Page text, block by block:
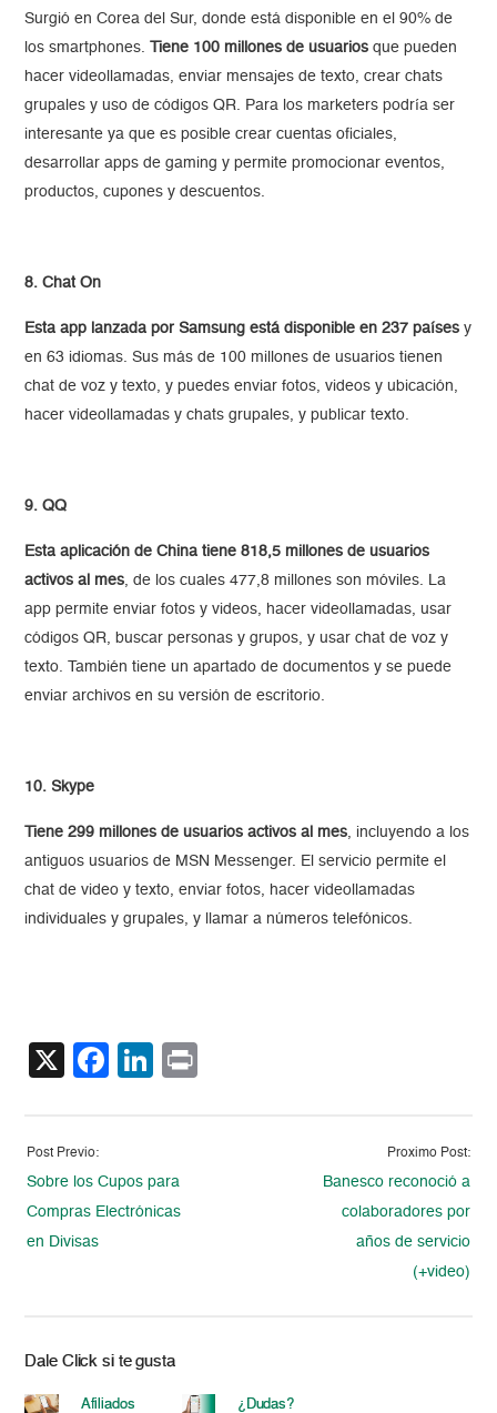
Surgió en Corea del Sur, donde está disponible en el 90% de
los smartphones.Tiene 100 millones de usuarios que pueden
hacer videollamadas, enviar mensajes de texto, crear chats
grupales y uso de códigos QR. Para los marketers podría ser
interesante ya que es posible crear cuentas oficiales,
desarrollar apps de gaming y permite promocionar eventos,
productos, cupones y descuentos.
8. Chat On
Esta app lanzada por Samsung está disponible en 237 países y
en 63 idiomas. Sus más de 100 millones de usuarios tienen
chat de voz y texto, y puedes enviar fotos, videos y ubicación,
hacer videollamadas y chats grupales, y publicar texto.
9. QQ
Esta aplicación de China tiene 818,5 millones de usuarios
activos al mes , de los cuales 477,8 millones son móviles. La
app permite enviar fotos y videos, hacer videollamadas, usar
códigos QR, buscar personas y grupos, y usar chat de voz y
texto. También tiene un apartado de documentos y se puede
enviar archivos en su versión de escritorio.
10. Skype
Tiene 299 millones de usuarios activos al mes , incluyendo a los
antiguos usuarios de MSN Messenger. El servicio permite el
chat de video y texto, enviar fotos, hacer videollamadas
individuales y grupales, y llamar a números telefónicos.
X Facebook
LinkedIn
Post Previo:
Sobre los Cupos para
Compras Electrónicas
en Divisas
Proximo Post:
Banesco reconoció a
colaboradores por
años de servicio
(+video)
Dale Click si te gusta
Afiliados
¿Dudas?